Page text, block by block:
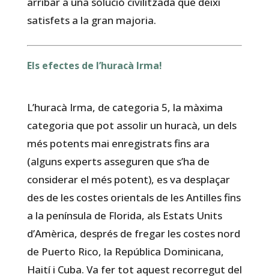
satisfets a la gran majoria.
Els efectes de l’huracà Irma!
L’huracà Irma, de categoria 5, la màxima
categoria que pot assolir un huracà, un dels
més potents mai enregistrats fins ara
(alguns experts asseguren que s’ha de
considerar el més potent), es va desplaçar
des de les costes orientals de les Antilles fins
a la península de Florida, als Estats Units
d’Amèrica, després de fregar les costes nord
de Puerto Rico, la República Dominicana,
Haití i Cuba. Va fer tot aquest recorregut del